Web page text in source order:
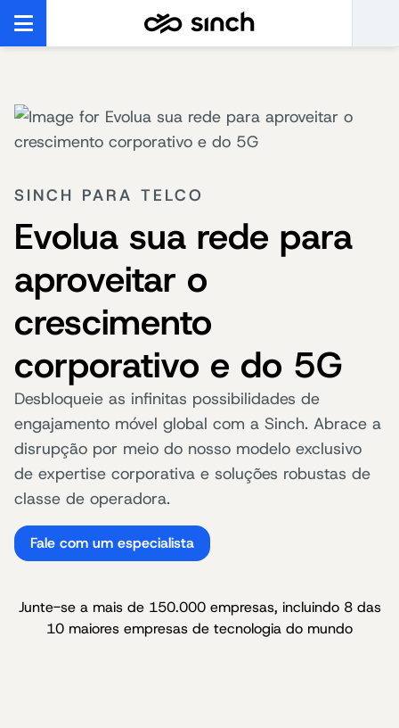
SINCH PARA TELCO
Evolua sua rede para
aproveitar o
crescimento
corporativo e do 5G
Desbloqueie as infinitas possibilidades de
engajamento móvel global com a Sinch. Abrace a
disrupção por meio do nosso modelo exclusivo
de expertise corporativa e soluções robustas de
classe de operadora.
Fale com um especialista
Junte-se a mais de 150.000 empresas, incluindo 8 das
10 maiores empresas de tecnologia do mundo